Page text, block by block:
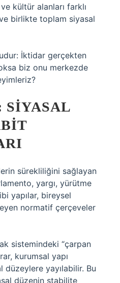
kültür alanları farklı
birlikte toplam siyasal
İktidar gerçekten
biz onu merkezde
SIYASAL
sürekliliğini sağlayan
yargı, yürütme
yapılar, bireysel
normatif çerçeveler
sistemindeki “çarpan
kurumsal yapı
yayılabilir. Bu
düzenin stabilite